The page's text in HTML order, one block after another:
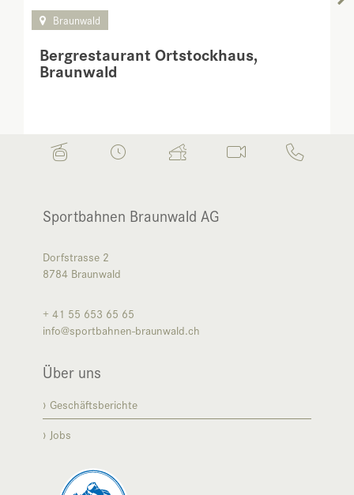
Bergrestaurant Ortstockhaus,
Braunwald
Braunwald
Sportbahnen Braunwald AG
Dorfstrasse 2
8784 Braunwald
+ 41 55 653 65 65
info@sportbahnen-braunwald.ch
Über uns
Geschäftsberichte
Jobs